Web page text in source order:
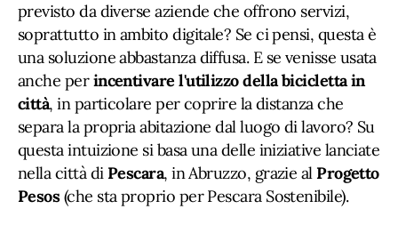
previsto da diverse aziende che offrono servizi,
soprattutto in ambito digitale? Se ci pensi, questa è
una soluzione abbastanza diffusa. E se venisse usata
anche perincentivare l'utilizzo della bicicletta in
città, in particolare per coprire la distanza che
separa la propria abitazione dal luogo di lavoro? Su
questa intuizione si basa una delle iniziative lanciate
nella città diPescara, in Abruzzo, grazie alProgetto
Pesos(che sta proprio per Pescara Sostenibile).